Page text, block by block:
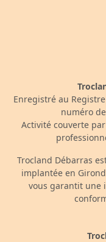
Enregistré au
numéro de
Activité couverte
Trocland Débarras
implantée en
vous garantit une